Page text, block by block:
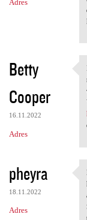
Adres
Betty
Cooper
16.11.2022
Adres
pheyra
18.11.2022
Adres